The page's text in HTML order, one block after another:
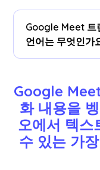
네!방문하세요계
의 특정 벵골어 (
Google Meet 트
언어는 무엇인가
어, 힌디어, 우르
어, 버마어, 러시
어 등 77개 언어
올바른 언어를
Google
화 내용을
오에서 텍스
수 있는 가